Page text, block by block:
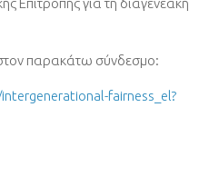
Επιτροπής για τη διαγενεακή
παρακάτω σύνδεσμο:
fairness_el?